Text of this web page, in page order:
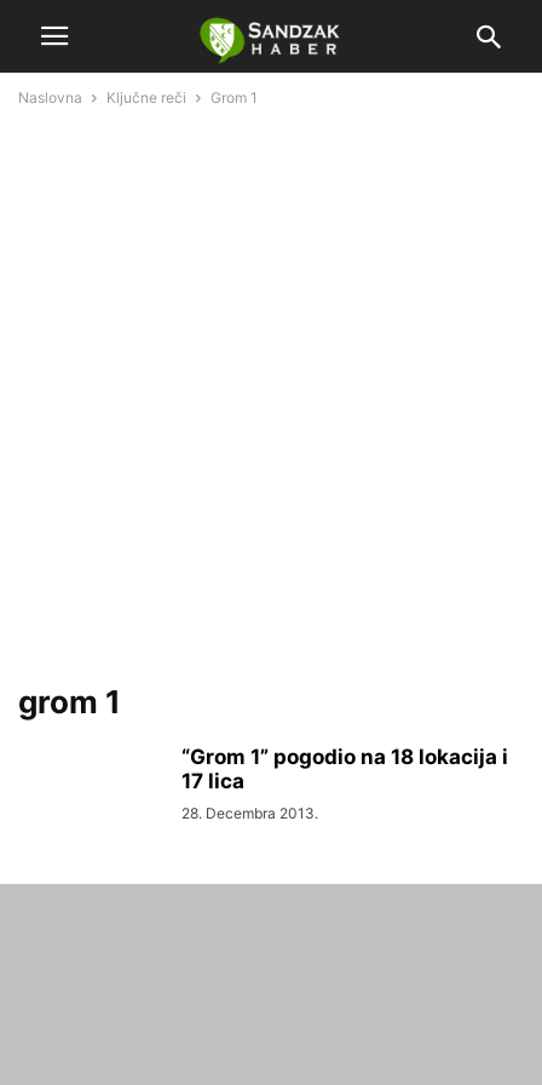
Naslovna Ključne reči Grom 1
grom 1
“Grom 1” pogodio na 18 lokacija i
17 lica
28. Decembra 2013.